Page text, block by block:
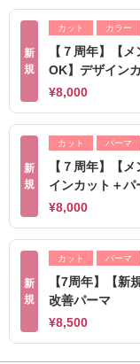
新
規
カット カラー
【７周年】【
OK】デザイン
¥8,000
新
規
カット パーマ
【７周年】【
インカット＋パ
¥8,000
新
規
カット パーマ
【7周年】【新
改善パーマ
¥8,500